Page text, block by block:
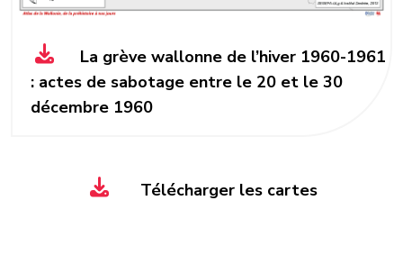
La grève wallonne de l’hiver 1960-1961
: actes de sabotage entre le 20 et le 30
décembre 1960
Télécharger les cartes